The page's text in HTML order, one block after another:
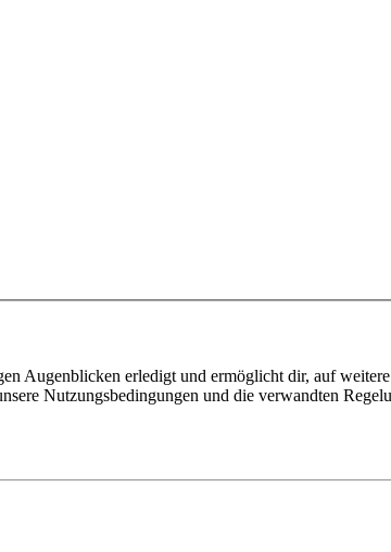
Augenblicken erledigt und ermöglicht dir, auf
Nutzungsbedingungen und die verwandten